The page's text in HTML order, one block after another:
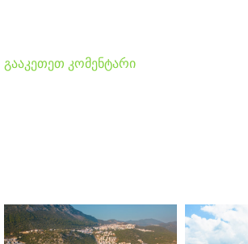
გააკეთეთ კომენტარი